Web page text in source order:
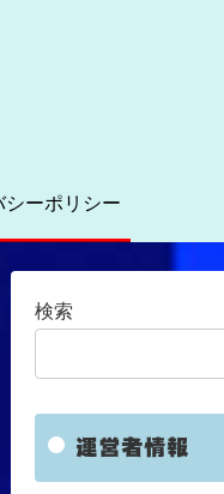
シーポリシー
検索
運営者情報